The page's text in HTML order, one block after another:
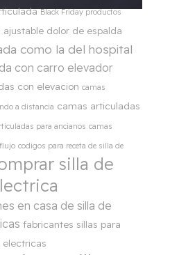
Black Friday productos
ajustable dolor de espalda
como la del hospital
con carro elevador
con elevacion camas
a distancia camas articuladas
para ancianos camas
codigos para receta de silla de
silla de
en casa de silla de
fabricantes sillas para